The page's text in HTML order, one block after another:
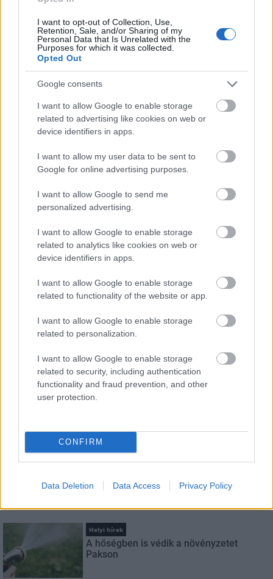
I want to opt-out of Collection, Use,
Retention, Sale, and/or Sharing of my
Personal Data that Is Unrelated with the
Purposes for which it was collected.
Opted Out
Google consents
I want to allow Google to enable storage
related to advertising like cookies on web or
device identifiers in apps.
I want to allow my user data to be sent to
Google for online advertising purposes.
I want to allow Google to send me
personalized advertising.
I want to allow Google to enable storage
related to analytics like cookies on web or
device identifiers in apps.
I want to allow Google to enable storage
related to functionality of the website or app.
I want to allow Google to enable storage
related to personalization.
I want to allow Google to enable storage
related to security, including authentication
functionality and fraud prevention, and other
user protection.
CONFIRM
Data Deletion Data Access Privacy Policy
árnyékában?
közműhálózatának fejlesztése
Látlelet a hazai víziközművekről?
múlt Bicske vízellátása
Épített öröksége megújításával is készül
Mohács a csata ötszázadik
HÍRLEVÉL
E-mail cím
Helyi hírek
A hőségben is védik a növényzetet
Pakson